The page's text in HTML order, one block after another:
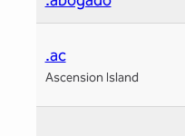
.ac
Ascension Island